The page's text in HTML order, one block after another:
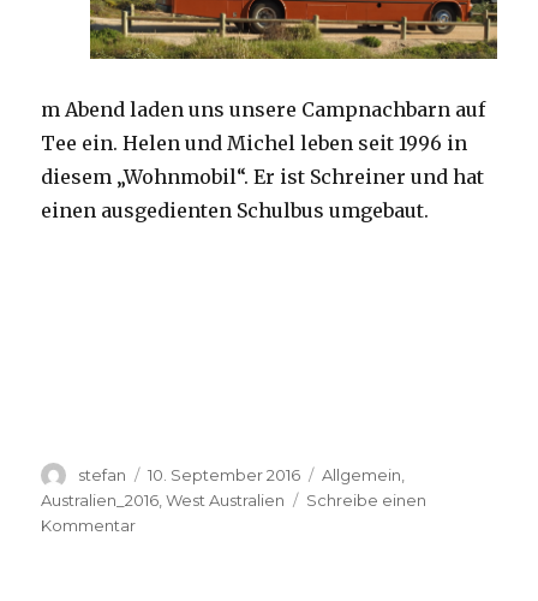
m Abend laden uns unsere Campnachbarn auf
Tee ein. Helen und Michel leben seit 1996 in
diesem „Wohnmobil“. Er ist Schreiner und hat
einen ausgedienten Schulbus umgebaut.
Autor
stefan
Veröffentlicht
am
10. September 2016 Kategorien
Allgemein
Australien_2016 ,West Australien
Schreibe einen
Kommentarzu